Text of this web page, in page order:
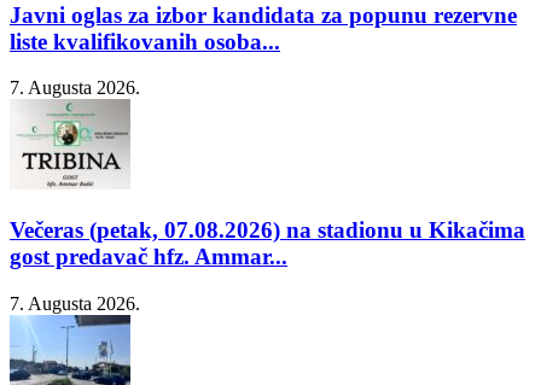
Javni oglas za izbor kandidata za popunu rezervne
liste kvalifikovanih osoba...
7. Augusta 2026.
Večeras (petak, 07.08.2026) na stadionu u Kikačima
gost predavač hfz. Ammar...
7. Augusta 2026.